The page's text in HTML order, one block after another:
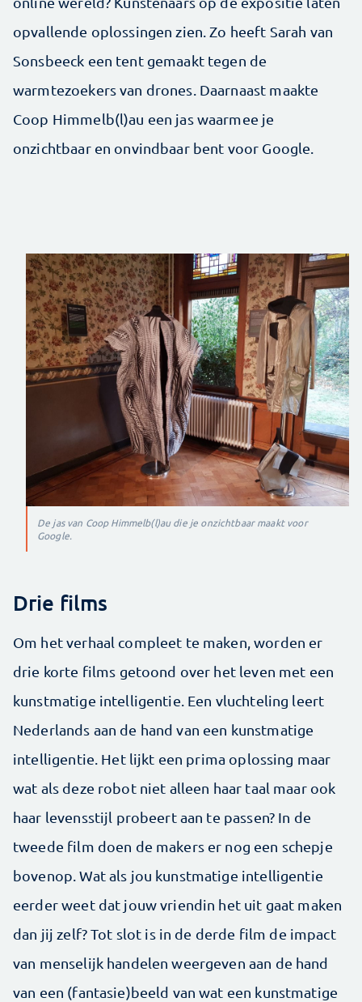
opvallende oplossingen zien. Zo heeft Sarah van
Sonsbeeck een tent gemaakt tegen de
warmtezoekers van drones. Daarnaast maakte
Coop Himmelb(l)au een jas waarmee je
onzichtbaar en onvindbaar bent voor Google.
De jas van Coop Himmelb(l)au die je onzichtbaar maakt voor
Google.
Drie films
Om het verhaal compleet te maken, worden er
drie korte films getoond over het leven met een
kunstmatige intelligentie. Een vluchteling leert
Nederlands aan de hand van een kunstmatige
intelligentie. Het lijkt een prima oplossing maar
wat als deze robot niet alleen haar taal maar ook
haar levensstijl probeert aan te passen? In de
tweede film doen de makers er nog een schepje
bovenop. Wat als jou kunstmatige intelligentie
eerder weet dat jouw vriendin het uit gaat maken
dan jij zelf? Tot slot is in de derde film de impact
van menselijk handelen weergeven aan de hand
van een (fantasie)beeld van wat een kunstmatige